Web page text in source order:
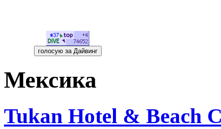
Мексика
Tukan Hotel & Beach